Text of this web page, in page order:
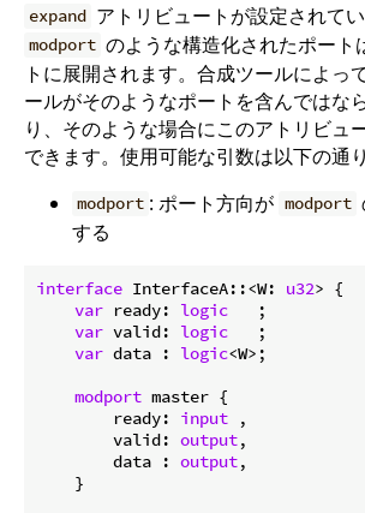
expand アトリビュートが設定されてい
modport のような構造化されたポート
トに展開されます。合成ツールによっ
ールがそのようなポートを含んではな
り、そのような場合にこのアトリビュ
できます。使用可能な引数は以下の通り
modport : ポート方向が modport
する
interface InterfaceA::<W: u32> {
var ready: logic
   ;
var valid: logic
   ;
var data : logic<W>;
modport master {
        ready:
input ,
        valid:
output,
        data :
output,
    }